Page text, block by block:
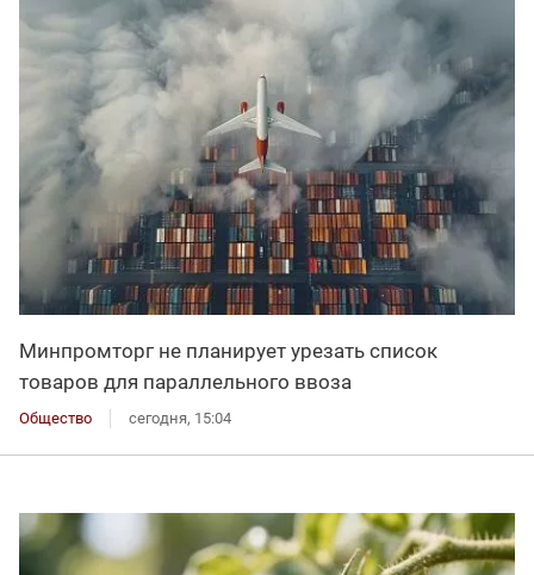
Минпромторг не планирует урезать список
товаров для параллельного ввоза
Общество сегодня, 15:04